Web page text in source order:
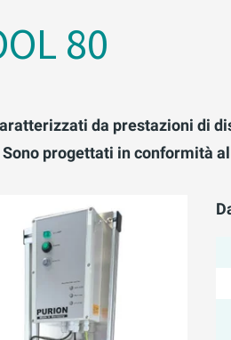
80
da prestazioni di
progettati in conformità